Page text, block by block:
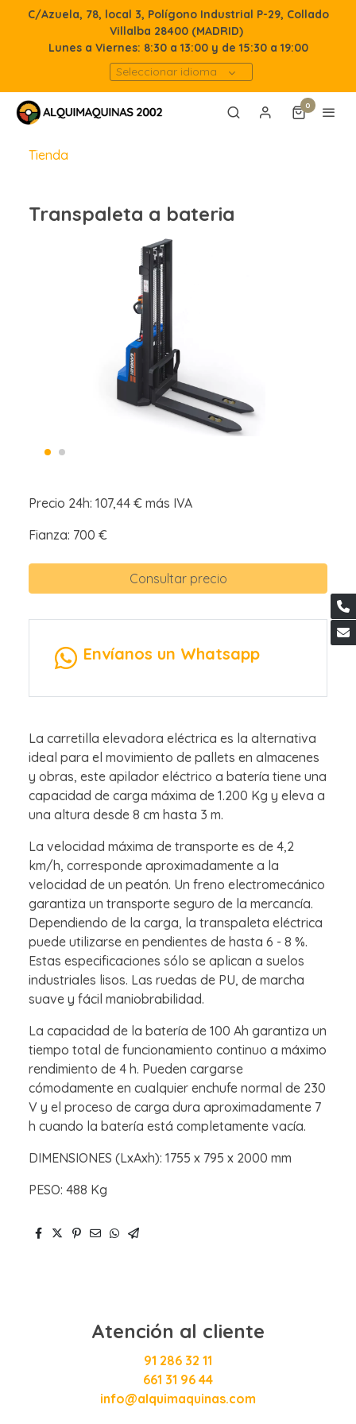
C/Azuela, 78, local 3, Polígono Industrial P-29, Collado
Villalba 28400 (MADRID)
Lunes a Viernes: 8:30 a 13:00 y de 15:30 a 19:00
Seleccionar idioma
0
Tienda
Transpaleta a bateria
Precio 24h: 107,44 € más IVA
Fianza: 700 €
Consultar precio
Envíanos un Whatsapp
La carretilla elevadora eléctrica es la alternativa
ideal para el movimiento de pallets en almacenes
y obras, este apilador eléctrico a batería tiene una
capacidad de carga máxima de 1.200 Kg y eleva a
una altura desde 8 cm hasta 3 m.
La velocidad máxima de transporte es de 4,2
km/h, corresponde aproximadamente a la
velocidad de un peatón. Un freno electromecánico
garantiza un transporte seguro de la mercancía.
Dependiendo de la carga, la transpaleta eléctrica
puede utilizarse en pendientes de hasta 6 - 8 %.
Estas especificaciones sólo se aplican a suelos
industriales lisos. Las ruedas de PU, de marcha
suave y fácil maniobrabilidad.
La capacidad de la batería de 100 Ah garantiza un
tiempo total de funcionamiento continuo a máximo
rendimiento de 4 h. Pueden cargarse
cómodamente en cualquier enchufe normal de 230
V y el proceso de carga dura aproximadamente 7
h cuando la batería está completamente vacía.
DIMENSIONES (LxAxh): 1755 x 795 x 2000 mm
PESO: 488 Kg
Atención al cliente
91 286 32 11
661 31 96 44
info@alquimaquinas.com